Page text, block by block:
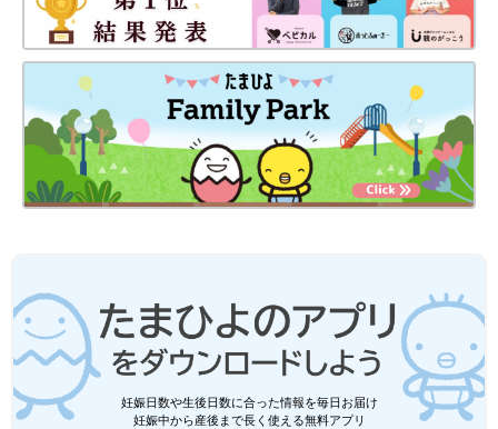
なら家族で分担できる ー
Amazonで見る
楽天市場で見る
妊娠日数や生後日数に合った情報を毎日お届け
妊娠中から産後まで長く使える無料アプリ